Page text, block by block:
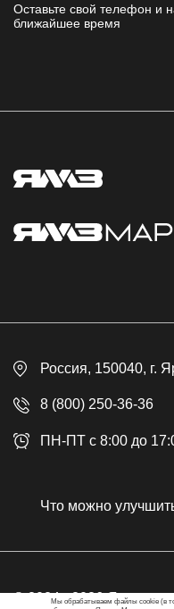
Оставьте свой телефон и
ближайшее время
Контакты
Доставка
Контакты
Гарантия
Публичная оферта
Россия, 150040, г.
8 (800) 250-36-36
ПН-ПТ с 8:00 до
Что можно
© 2024 - 2026
Мы обрабатываем файлы cookie (в